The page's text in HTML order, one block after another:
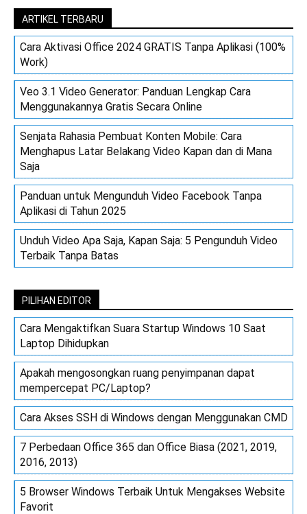
ARTIKEL TERBARU
Cara Aktivasi Office 2024 GRATIS Tanpa Aplikasi (100%
Work)
Veo 3.1 Video Generator: Panduan Lengkap Cara
Menggunakannya Gratis Secara Online
Senjata Rahasia Pembuat Konten Mobile: Cara
Menghapus Latar Belakang Video Kapan dan di Mana
Saja
Panduan untuk Mengunduh Video Facebook Tanpa
Aplikasi di Tahun 2025
Unduh Video Apa Saja, Kapan Saja: 5 Pengunduh Video
Terbaik Tanpa Batas
PILIHAN EDITOR
Cara Mengaktifkan Suara Startup Windows 10 Saat
Laptop Dihidupkan
Apakah mengosongkan ruang penyimpanan dapat
mempercepat PC/Laptop?
Cara Akses SSH di Windows dengan Menggunakan CMD
7 Perbedaan Office 365 dan Office Biasa (2021, 2019,
2016, 2013)
5 Browser Windows Terbaik Untuk Mengakses Website
Favorit